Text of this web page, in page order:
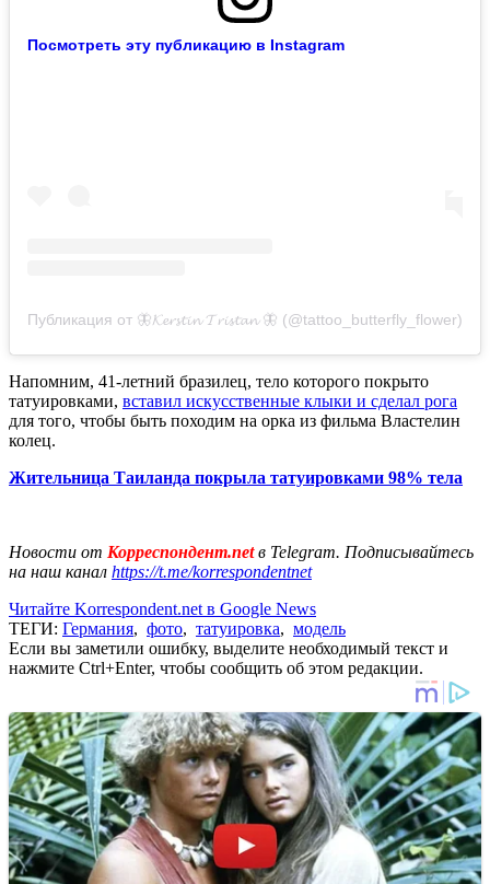
Посмотреть эту публикацию в Instagram
Публикация от 🦋𝓚𝓮𝓻𝓼𝓽𝓲𝓷 𝓣𝓻𝓲𝓼𝓽𝓪𝓷 🦋 (@tattoo_butterfly_flower)
Напомним, 41-летний бразилец, тело которого покрыто
татуировками, вставил искусственные клыки и сделал рога
для того, чтобы быть походим на орка из фильма Властелин
колец.
Жительница Таиланда покрыла татуировками 98% тела
Новости от Корреспондент.netв Telegram. Подписывайтесь
на наш канал https://t.me/korrespondentnet
Читайте Korrespondent.net в Google News
ТЕГИ: Германия, фото, татуировка, модель
Если вы заметили ошибку, выделите необходимый текст и
нажмите Ctrl+Enter, чтобы сообщить об этом редакции.